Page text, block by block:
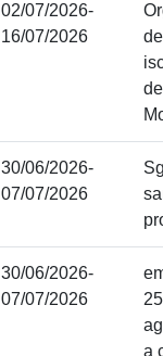
02/07/2026-
16/07/2026
30/06/2026-
07/07/2026
30/06/2026-
07/07/2026
a